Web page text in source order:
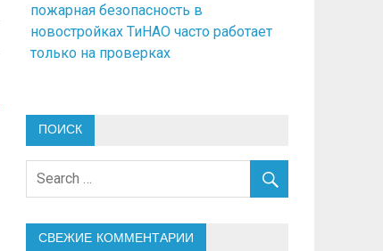
пожарная безопасность в
новостройках ТиНАО часто работает
только на проверках
ПОИСК
СВЕЖИЕ КОММЕНТАРИИ